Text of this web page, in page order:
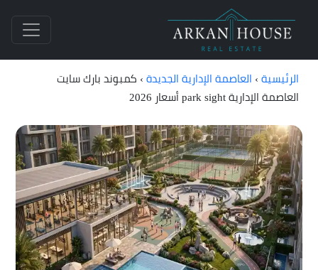
الرئيسية › العاصمة الإدارية الجديدة › كمبوند بارك سايت
العاصمة الإدارية park sight أسعار 2026